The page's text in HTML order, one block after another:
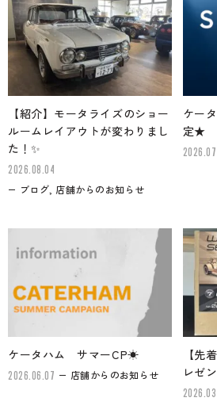
【紹介】モータライズのショー
ルームレイアウトが変わりまし
た！✨
2026.08.04
ブログ, 店舗からのお知らせ
ケー
定★
ケータハム サマーCP☀
2026.06.07 店舗からのお知らせ
【先
レゼ